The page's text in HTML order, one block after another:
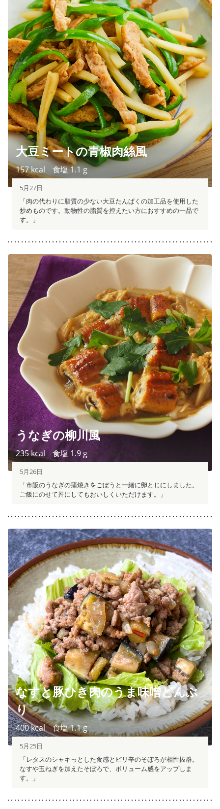
大豆ミートの青椒肉絲風
157kcal 食塩1.1 g
5月27日
「肉の代わりに脂質の少ない大豆たんぱくの加工品を使用した
炒めものです。動物性の脂質を控えたい方におすすめの一品で
す。」
うなぎの柳川風
235kcal 食塩 1.9 g
5月26日
「市販のうなぎの蒲焼きをごぼうと一緒に卵とじにしました。
ご飯にのせて丼にしてもおいしくいただけます。」
なすと豚ひき肉のうま味噌どんぶ
り
400kcal 食塩1.1 g
5月25日
「レタスのシャキっとした食感とピリ辛のそぼろが相性抜群。
なすや玉ねぎを加えたそぼろで、ボリューム感をアップしま
す。」